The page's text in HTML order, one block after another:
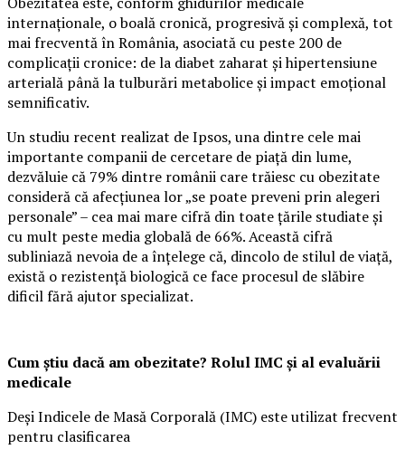
internaționale, o boală cronică, progresivă și complexă, tot
mai frecventă în România, asociată cu peste 200 de
complicații cronice: de la diabet zaharat și hipertensiune
arterială până la tulburări metabolice și impact emoțional
semnificativ.
Un studiu recent realizat de Ipsos, una dintre cele mai
importante companii de cercetare de piață din lume,
dezvăluie că 79% dintre românii care trăiesc cu obezitate
consideră că afecțiunea lor „se poate preveni prin alegeri
personale” – cea mai mare cifră din toate țările studiate și
cu mult peste media globală de 66%. Această cifră
subliniază nevoia de a înțelege că, dincolo de stilul de viață,
există o rezistență biologică ce face procesul de slăbire
dificil fără ajutor specializat.
Cum știu dacă am obezitate? Rolul IMC și al evaluării
medicale
Deși Indicele de Masă Corporală (IMC) este utilizat frecvent
pentru clasificarea